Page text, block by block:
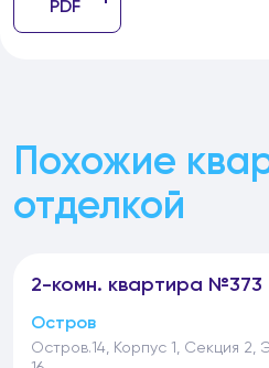
PDF
Похожие
отделкой
2-комн. квартира №373
Остров
Остров.14, Корпус 1, Секция 2,